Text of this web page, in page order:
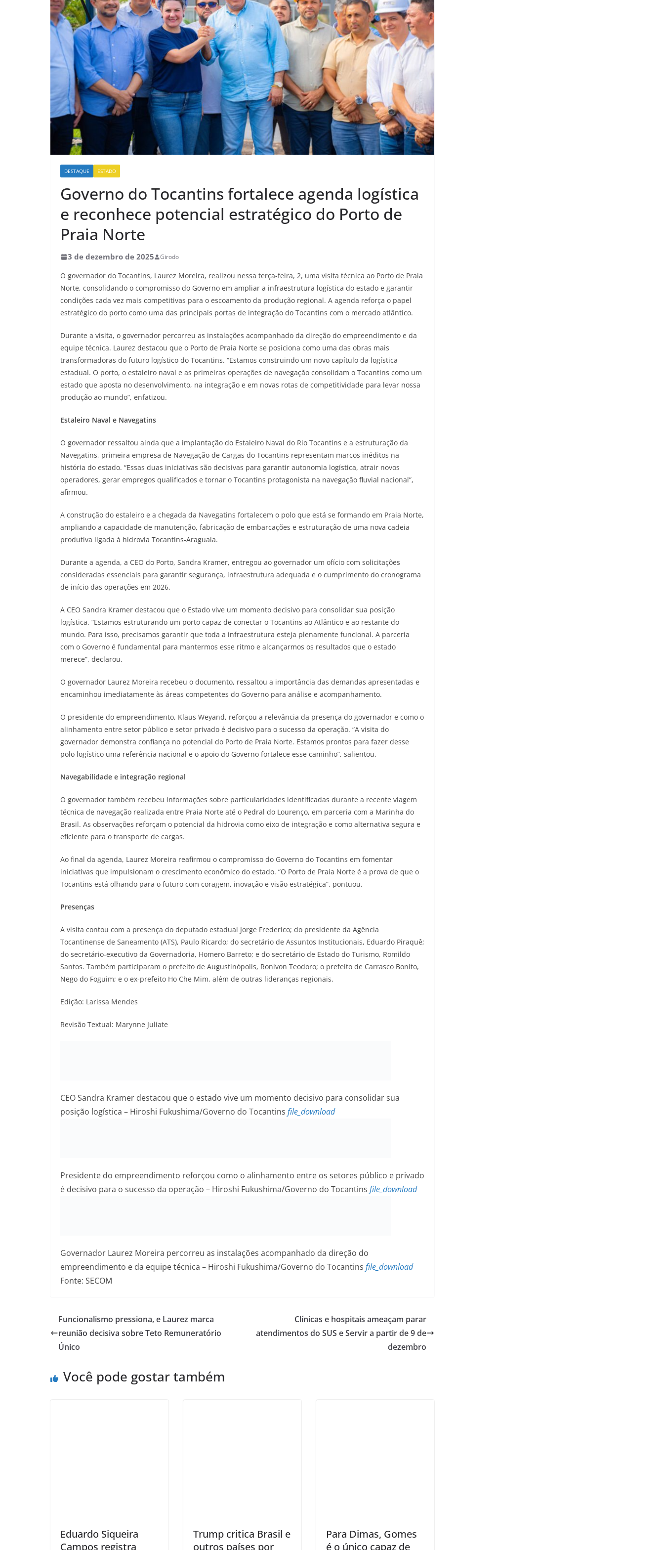
DESTAQUE ESTADO
Governo do Tocantins fortalece agenda logística
e reconhece potencial estratégico do Porto de
Praia Norte
3 de dezembro de 2025 Girodo
O governador do Tocantins, Laurez Moreira, realizou nessa terça-feira, 2, uma visita técnica ao Porto de Praia
Norte, consolidando o compromisso do Governo em ampliar a infraestrutura logística do estado e garantir
condições cada vez mais competitivas para o escoamento da produção regional. A agenda reforça o papel
estratégico do porto como uma das principais portas de integração do Tocantins com o mercado atlântico.
Durante a visita, o governador percorreu as instalações acompanhado da direção do empreendimento e da
equipe técnica. Laurez destacou que o Porto de Praia Norte se posiciona como uma das obras mais
transformadoras do futuro logístico do Tocantins. “Estamos construindo um novo capítulo da logística
estadual. O porto, o estaleiro naval e as primeiras operações de navegação consolidam o Tocantins como um
estado que aposta no desenvolvimento, na integração e em novas rotas de competitividade para levar nossa
produção ao mundo”, enfatizou.
Estaleiro Naval e Navegatins
O governador ressaltou ainda que a implantação do Estaleiro Naval do Rio Tocantins e a estruturação da
Navegatins, primeira empresa de Navegação de Cargas do Tocantins representam marcos inéditos na
história do estado. “Essas duas iniciativas são decisivas para garantir autonomia logística, atrair novos
operadores, gerar empregos qualificados e tornar o Tocantins protagonista na navegação fluvial nacional”,
afirmou.
A construção do estaleiro e a chegada da Navegatins fortalecem o polo que está se formando em Praia Norte,
ampliando a capacidade de manutenção, fabricação de embarcações e estruturação de uma nova cadeia
produtiva ligada à hidrovia Tocantins-Araguaia.
Durante a agenda, a CEO do Porto, Sandra Kramer, entregou ao governador um ofício com solicitações
consideradas essenciais para garantir segurança, infraestrutura adequada e o cumprimento do cronograma
de início das operações em 2026.
A CEO Sandra Kramer destacou que o Estado vive um momento decisivo para consolidar sua posição
logística. “Estamos estruturando um porto capaz de conectar o Tocantins ao Atlântico e ao restante do
mundo. Para isso, precisamos garantir que toda a infraestrutura esteja plenamente funcional. A parceria
com o Governo é fundamental para mantermos esse ritmo e alcançarmos os resultados que o estado
merece”, declarou.
O governador Laurez Moreira recebeu o documento, ressaltou a importância das demandas apresentadas e
encaminhou imediatamente às áreas competentes do Governo para análise e acompanhamento.
O presidente do empreendimento, Klaus Weyand, reforçou a relevância da presença do governador e como o
alinhamento entre setor público e setor privado é decisivo para o sucesso da operação. “A visita do
governador demonstra confiança no potencial do Porto de Praia Norte. Estamos prontos para fazer desse
polo logístico uma referência nacional e o apoio do Governo fortalece esse caminho”, salientou.
Navegabilidade e integração regional
O governador também recebeu informações sobre particularidades identificadas durante a recente viagem
técnica de navegação realizada entre Praia Norte até o Pedral do Lourenço, em parceria com a Marinha do
Brasil. As observações reforçam o potencial da hidrovia como eixo de integração e como alternativa segura e
eficiente para o transporte de cargas.
Ao final da agenda, Laurez Moreira reafirmou o compromisso do Governo do Tocantins em fomentar
iniciativas que impulsionam o crescimento econômico do estado. “O Porto de Praia Norte é a prova de que o
Tocantins está olhando para o futuro com coragem, inovação e visão estratégica”, pontuou.
Presenças
A visita contou com a presença do deputado estadual Jorge Frederico; do presidente da Agência
Tocantinense de Saneamento (ATS), Paulo Ricardo; do secretário de Assuntos Institucionais, Eduardo Piraquê;
do secretário-executivo da Governadoria, Homero Barreto; e do secretário de Estado do Turismo, Romildo
Santos. Também participaram o prefeito de Augustinópolis, Ronivon Teodoro; o prefeito de Carrasco Bonito,
Nego do Foguim; e o ex-prefeito Ho Che Mim, além de outras lideranças regionais.
Edição: Larissa Mendes
Revisão Textual: Marynne Juliate
CEO Sandra Kramer destacou que o estado vive um momento decisivo para consolidar sua
posição logística – Hiroshi Fukushima/Governo do Tocantins file_download
Presidente do empreendimento reforçou como o alinhamento entre os setores público e privado
é decisivo para o sucesso da operação – Hiroshi Fukushima/Governo do Tocantins file_download
Governador Laurez Moreira percorreu as instalações acompanhado da direção do
empreendimento e da equipe técnica – Hiroshi Fukushima/Governo do Tocantins file_download
Fonte: SECOM
Funcionalismo pressiona, e Laurez marca
reunião decisiva sobre Teto Remuneratório
Único
Clínicas e hospitais ameaçam parar
atendimentos do SUS e Servir a partir de 9 de
dezembro
Você pode gostar também
Eduardo Siqueira
Campos registra
Trump critica Brasil e
outros países por
Para Dimas, Gomes
é o único capaz de